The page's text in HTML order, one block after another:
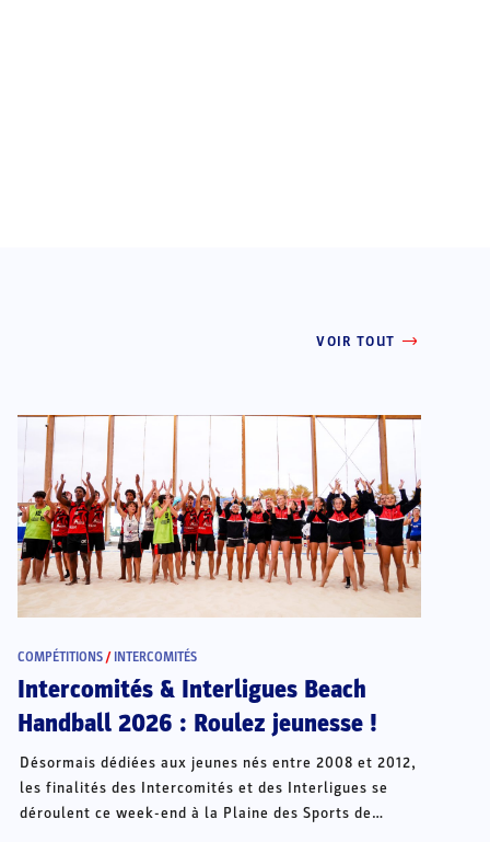
VOIR TOUT
COMPÉTITIONS / INTERCOMITÉS
Intercomités & Interligues Beach
Handball 2026 : Roulez jeunesse !
Désormais dédiées aux jeunes nés entre 2008 et 2012,
les finalités des Intercomités et des Interligues se
déroulent ce week-end à la Plaine des Sports de